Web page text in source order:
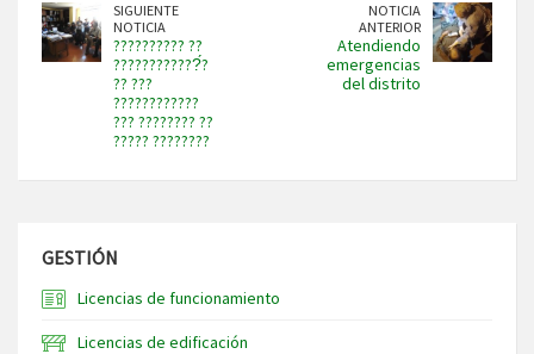
SIGUIENTE
NOTICIA
?????????? ??
????????????́?
?? ???
????????????
??? ???????? ??
????? ????????
NOTICIA
ANTERIOR
Atendiendo
emergencias
del distrito
GESTIÓN
Licencias de funcionamiento
Licencias de edificación